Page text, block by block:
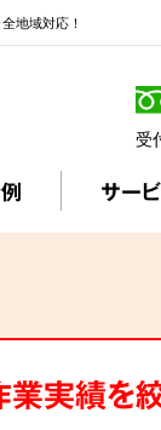
地域対応！
受
サー
業実績を